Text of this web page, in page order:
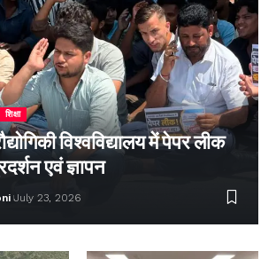
शिक्षा
विश्वविद्यालय में पेपर लीक
एवं ज्ञापन
July 23, 2026